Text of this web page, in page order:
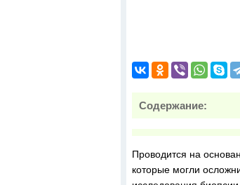
Содержание:
Проводится на
которые могли